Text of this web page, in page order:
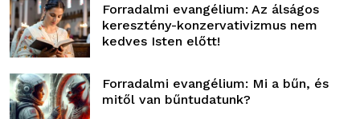
Forradalmi evangélium: Az álságos
keresztény-konzervativizmus nem
kedves Isten előtt!
Forradalmi evangélium: Mi a bűn, és
mitől van bűntudatunk?